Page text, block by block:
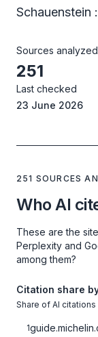
Schauenstein
Sources analyzed
251
Last checked
23 June 2026
251 SOURCES
Who AI
These are the
Perplexity and
among them?
Citation share
Share of AI
1